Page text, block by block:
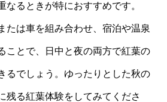
なるときが特におすすめです。
たは車を組み合わせ、宿泊や温泉
ことで、日中と夜の両方で紅葉の
るでしょう。ゆったりとした秋の
残る紅葉体験をしてみてくださ